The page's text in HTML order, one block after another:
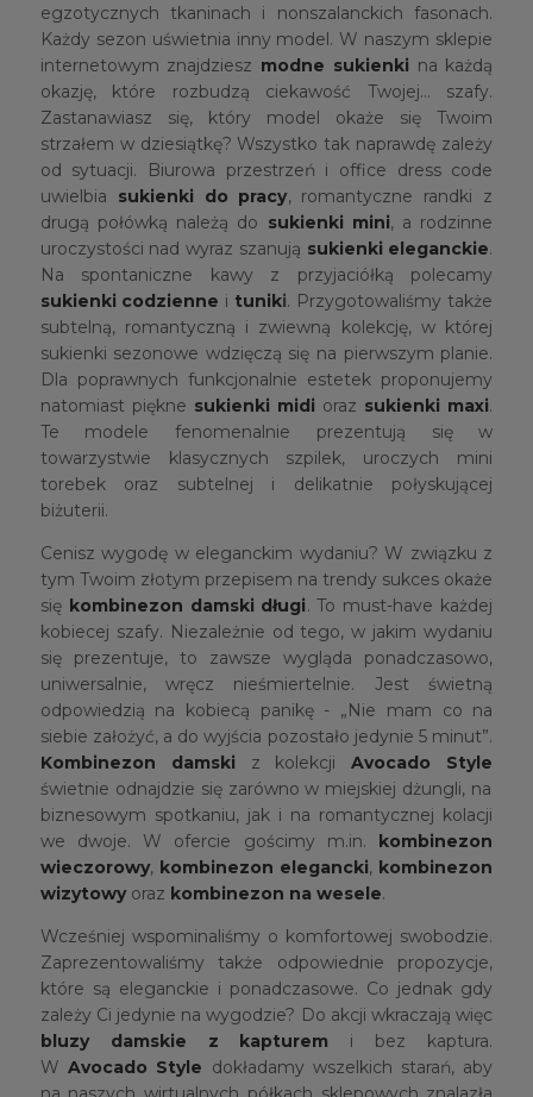
egzotycznych tkaninach i nonszalanckich fasonach.
Każdy sezon uświetnia inny model. W naszym sklepie
internetowym znajdziesz modne sukienki na każdą
okazję, które rozbudzą ciekawość Twojej… szafy.
Zastanawiasz się, który model okaże się Twoim
strzałem w dziesiątkę? Wszystko tak naprawdę zależy
od sytuacji. Biurowa przestrzeń i office dress code
uwielbia sukienki do pracy, romantyczne randki z
drugą połówką należą do sukienki mini, a rodzinne
uroczystości nad wyraz szanują sukienki eleganckie.
Na spontaniczne kawy z przyjaciółką polecamy
sukienki codzienne i tuniki. Przygotowaliśmy także
subtelną, romantyczną i zwiewną kolekcję, w której
sukienki sezonowe wdzięczą się na pierwszym planie.
Dla poprawnych funkcjonalnie estetek proponujemy
natomiast piękne sukienki midi oraz sukienki maxi.
Te modele fenomenalnie prezentują się w
towarzystwie klasycznych szpilek, uroczych mini
torebek oraz subtelnej i delikatnie połyskującej
biżuterii.
Cenisz wygodę w eleganckim wydaniu? W związku z
tym Twoim złotym przepisem na trendy sukces okaże
się kombinezon damski długi. To must-have każdej
kobiecej szafy. Niezależnie od tego, w jakim wydaniu
się prezentuje, to zawsze wygląda ponadczasowo,
uniwersalnie, wręcz nieśmiertelnie. Jest świetną
odpowiedzią na kobiecą panikę - „Nie mam co na
siebie założyć, a do wyjścia pozostało jedynie 5 minut”.
Kombinezon damski
z kolekcjiAvocado Style
świetnie odnajdzie się zarówno w miejskiej dżungli, na
biznesowym spotkaniu, jak i na romantycznej kolacji
we dwoje. W ofercie gościmy m.in. kombinezon
wieczorowy, kombinezon elegancki, kombinezon
wizytowyoraz kombinezon na wesele.
Wcześniej wspominaliśmy o komfortowej swobodzie.
Zaprezentowaliśmy także odpowiednie propozycje,
które są eleganckie i ponadczasowe. Co jednak gdy
zależy Ci jedynie na wygodzie? Do akcji wkraczają więc
bluzy damskie z kapturem i bez kaptura.
W Avocado Style dokładamy wszelkich starań, aby